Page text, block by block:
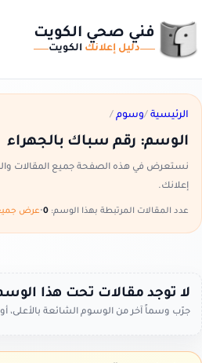
فني صحي الكويت
دليل إعلانك الكويت
الرئيسية /وسوم /
الوسم: رقم سباك بالجهراء
نستعرض في هذه الصفحة جميع المقالات
إعلانك.
عدد المقالات المرتبطة بهذا الوسم: •عرض
لا توجد مقالات تحت هذا
جرّب وسماً آخر من الوسوم الشائعة بالأعلى، أو